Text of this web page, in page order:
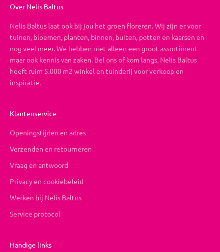
Over Nelis Baltus
Nelis Baltus laat ook bij jou het groen floreren. Wij zijn er voor
tuinen, bloemen, planten, binnen, buiten, potten en kaarsen en
nog veel meer. We hebben niet alleen een groot assortiment
maar ook kennis van zaken. Bel ons of kom langs, Nelis Baltus
heeft ruim 5.000 m2 winkel en tuinderij voor verkoop en
inspiratie.
Klantenservice
Openingstijden en adres
Verzenden en retourneren
Vraag en antwoord
Privacy en cookiebeleid
Werken bij Nelis Baltus
Service protocol
Handige links